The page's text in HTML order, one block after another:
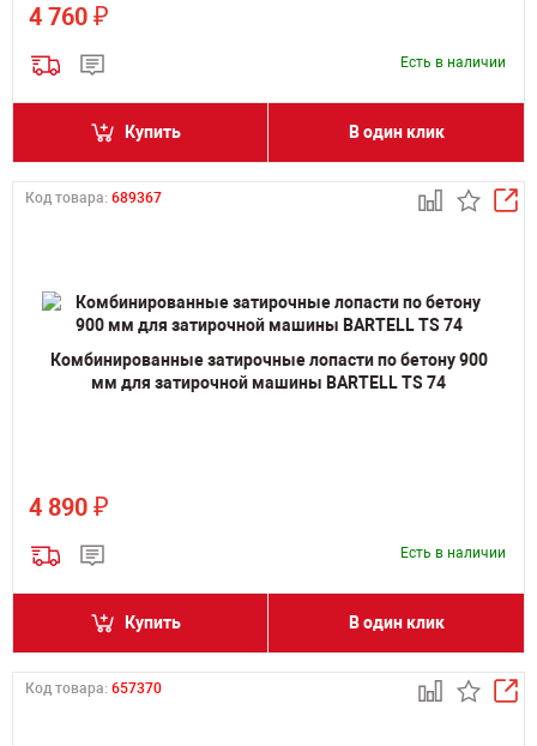
4 760 ₽
Есть в наличии
Купить В один клик
Код товара: 689367
Комбинированные затирочные лопасти по бетону 900
мм для затирочной машины BARTELL TS 74
4 890 ₽
Есть в наличии
Купить В один клик
Код товара: 657370